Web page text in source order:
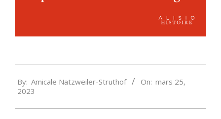
03-
25
By: Amicale Natzweiler-Struthof On: mars 25,
2023